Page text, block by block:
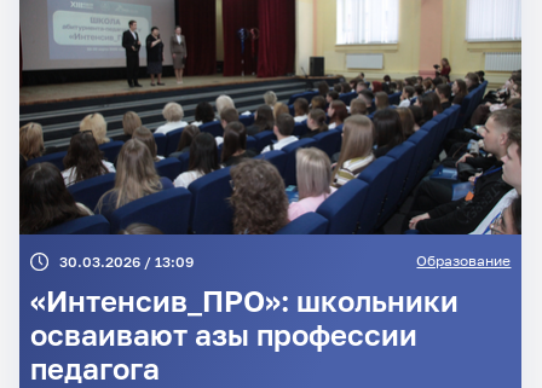
30.03.2026 / 13:09 Образование
«Интенсив_ПРО»: школьники
осваивают азы профессии
педагога